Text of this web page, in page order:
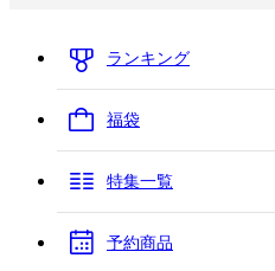
ランキング
福袋
特集一覧
予約商品